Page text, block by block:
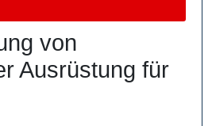
2025
von
Ausrüstung für